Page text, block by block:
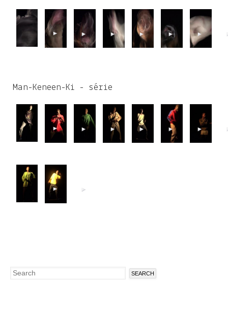
Man-Keneen-Ki - série
Search